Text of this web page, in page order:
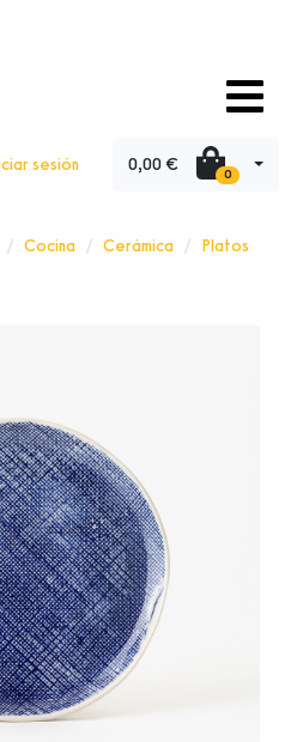
sesión 0,00 € 0
Cocina Cerámica
Platos